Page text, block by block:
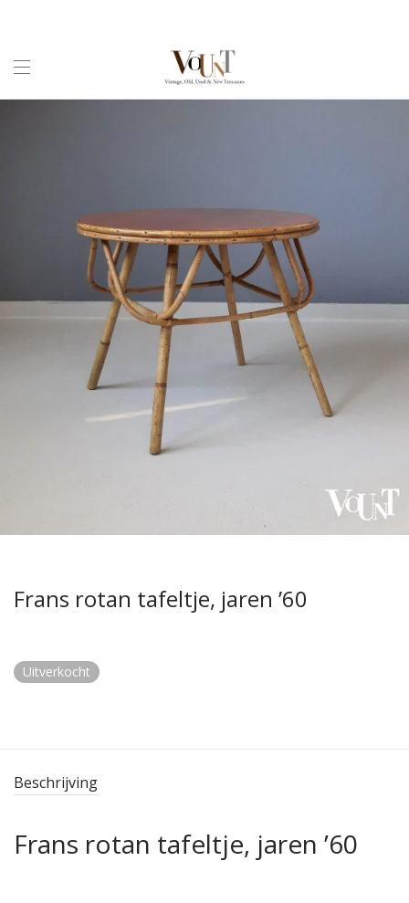
Frans rotan tafeltje, jaren ’60
Uitverkocht
Beschrijving
Frans rotan tafeltje, jaren ’60